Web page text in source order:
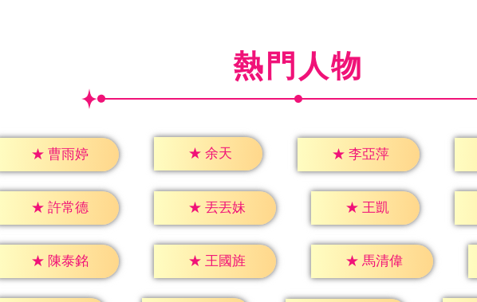
熱門人物
★ 曹雨婷 ★ 余天 ★ 李亞萍
★ 許常德 ★ 丟丟妹 ★ 王凱
★ 陳泰銘 ★ 王國旌 ★ 馬清偉